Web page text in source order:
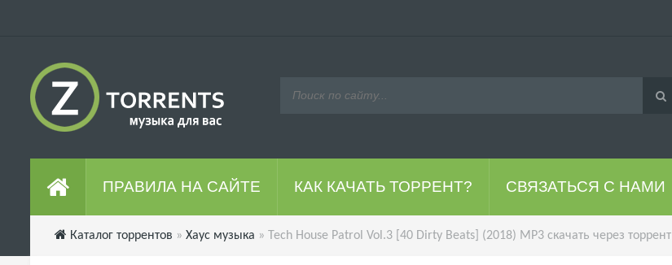
ПРАВИЛА НА САЙТЕ КАК КАЧАТЬ ТОРРЕНТ? СВЯЗАТЬСЯ С НАМИ
Каталог торрентов » Хаус музыка » Tech House Patrol Vol.3 [40 Dirty Beats] (2018) MP3 скачать через торрент